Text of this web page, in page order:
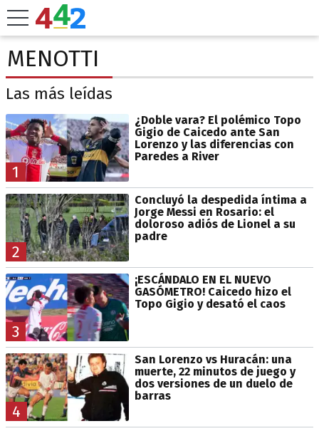
MENOTTI
Las más leídas
1
¿Doble vara? El polémico Topo
Gigio de Caicedo ante San
Lorenzo y las diferencias con
Paredes a River
2
Concluyó la despedida íntima a
Jorge Messi en Rosario: el
doloroso adiós de Lionel a su
padre
3
¡ESCÁNDALO EN EL NUEVO
GASÓMETRO! Caicedo hizo el
Topo Gigio y desató el caos
4
San Lorenzo vs Huracán: una
muerte, 22 minutos de juego y
dos versiones de un duelo de
barras